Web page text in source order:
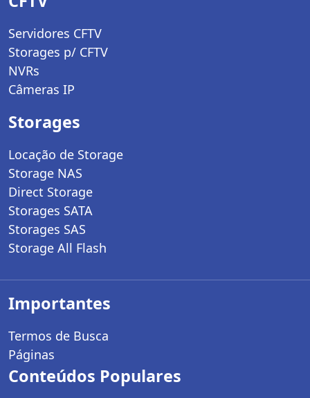
Servidores CFTV
Storages p/ CFTV
NVRs
Câmeras IP
Storages
Locação de Storage
Storage NAS
Direct Storage
Storages SATA
Storages SAS
Storage All Flash
Importantes
Termos de Busca
Páginas
Conteúdos Populares